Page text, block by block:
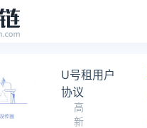
U号租用户
协议
高
新